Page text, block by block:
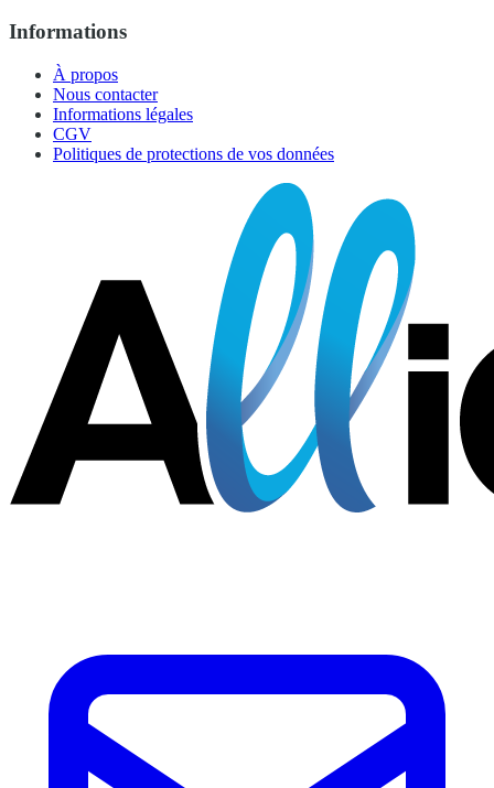
Informations
À propos
Nous contacter
Informations légales
CGV
Politiques de protections de vos données